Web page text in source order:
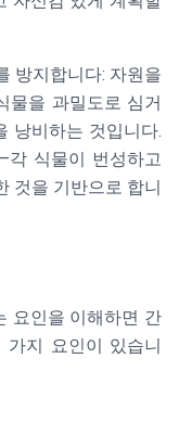
방지합니다: 자원을
물을 과밀도로 심거
낭비하는 것입니다.
각 식물이 번성하고
것을 기반으로 합니
요인을 이해하면 간
가지 요인이 있습니